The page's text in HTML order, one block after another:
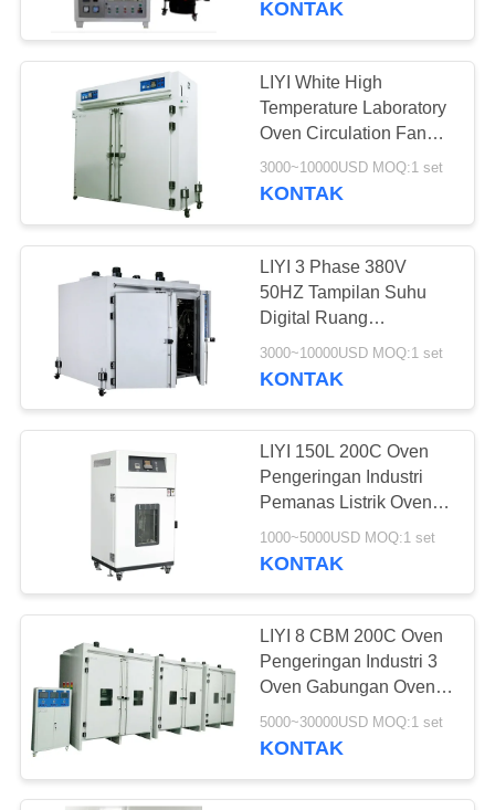
Temperatur
Kelembaban Kamar
17
Berjalan di ruang uji
Kamar ESS
12
KONTAK
LIYI White High
Temperature Laboratory
Oven Circulation Fan
Touch Screen Controller
3000~10000USD MOQ:1 set
KONTAK
LIYI 3 Phase 380V
50HZ Tampilan Suhu
Digital Ruang
Pengeringan Bersepeda
Udara Panas
3000~10000USD MOQ:1 set
KONTAK
LIYI 150L 200C Oven
Pengeringan Industri
Pemanas Listrik Oven
Suhu Tinggi
1000~5000USD MOQ:1 set
KONTAK
LIYI 8 CBM 200C Oven
Pengeringan Industri 3
Oven Gabungan Oven
Pengeringan Ledakan
Listrik
5000~30000USD MOQ:1 set
KONTAK